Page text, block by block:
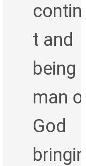
t and
being
man
God